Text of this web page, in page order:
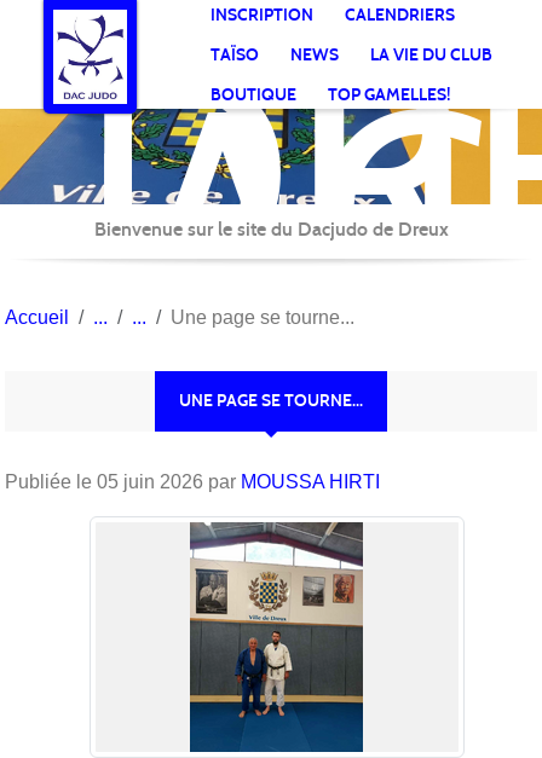
INSCRIPTION
CALENDRIERS
TAÏSO
NEWS
LA VIE DU CLUB
BOUTIQUE
TOP GAMELLES!
AC
Bienvenue sur le site du Dacjudo de Dreux
Accueil Une page se tourne...
UNE PAGE SE TOURNE...
Publiée le 05 juin 2026 par MOUSSA HIRTI
Panneau de gestion des cookies